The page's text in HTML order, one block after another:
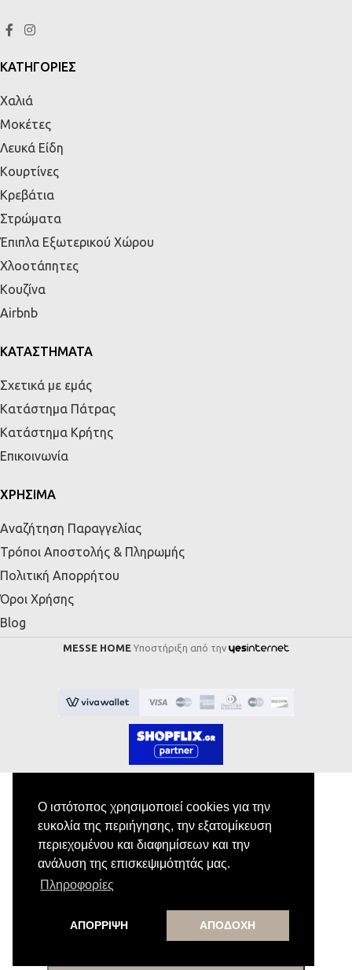
Ο ιστότοπος χρησιμοποιεί cookies για την
ευκολία της περιήγησης, την εξατομίκευση
περιεχομένου και διαφημίσεων και την
ανάλυση της επισκεψιμότητάς μας.
Πληροφορίες
ΑΠΟΡΡΙΨΗ ΑΠΟΔΟΧΗ
ΚΑΤΗΓΟΡΙΕΣ
Χαλιά
Μοκέτες
Λευκά Είδη
Κουρτίνες
Κρεβάτια
Στρώματα
Έπιπλα Εξωτερικού Χώρου
Χλοοτάπητες
Κουζίνα
Airbnb
ΚΑΤΑΣΤΗΜΑΤΑ
Σχετικά με εμάς
Κατάστημα Πάτρας
Κατάστημα Κρήτης
Επικοινωνία
ΧΡΗΣΙΜΑ
Αναζήτηση Παραγγελίας
Τρόποι Αποστολής & Πληρωμής
Πολιτική Απορρήτου
Όροι Χρήσης
Blog
MESSE HOME Υποστήριξη από την
Εγγραφή στο Newsletter
Κάνε εγγραφή στο newsletter μας για να
λαμβάνεις αποκλειστικές προσφορές.